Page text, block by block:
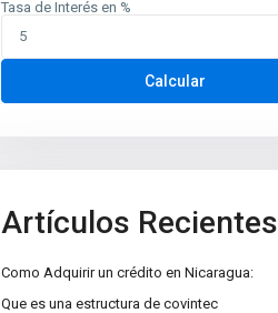
Tasa de Interés en %
Calcular
Artículos Recientes
Como Adquirir un crédito en Nicaragua:
Que es una estructura de covintec